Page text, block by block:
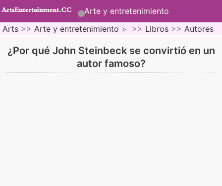
Arte y entretenimiento
Arts >> Arte y entretenimiento > >> Libros >> Autores
¿Por qué John Steinbeck se convirtió en un
autor famoso?